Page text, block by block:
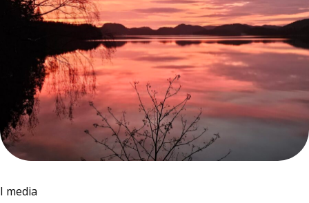
I media